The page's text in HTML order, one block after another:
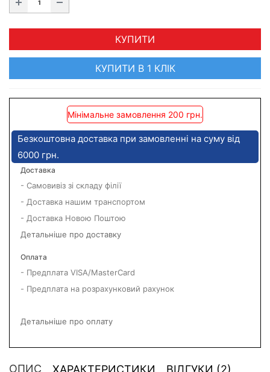
КУПИТИ
КУПИТИ В 1 КЛІК
Мінімальне замовлення 200 грн.
Безкоштовна доставка при замовленні на суму від
6000 грн.
Доставка
- Самовивіз зі складу філії
- Доставка нашим транспортом
- Доставка Новою Поштою
Детальніше про доставку
Оплата
- Предплата VISA/MasterCard
- Предплата на розрахунковий рахунок
Детальніше про оплату
ОПИС